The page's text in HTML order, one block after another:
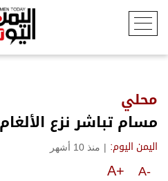
محلي
مسام تباشر نزع
اليمن اليوم: | منذ 10 أشهر
A-
A+